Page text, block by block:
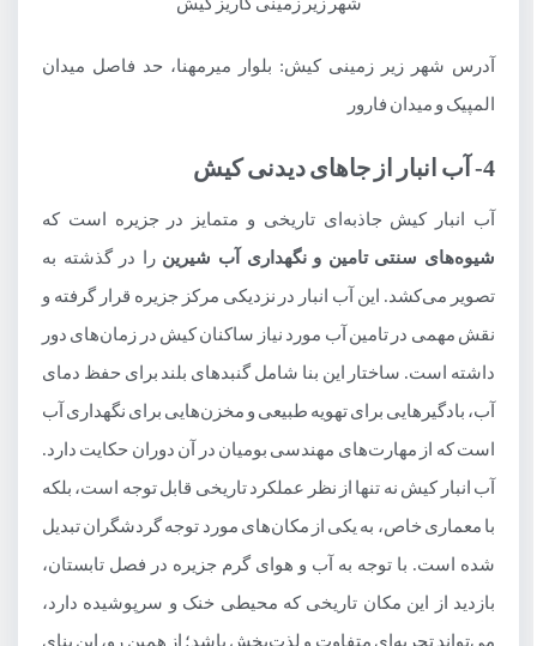
آدرس شهر زیر زمینی کیش: بلوار میرمهنا، حد فاصل میدان
المپیک و میدان فارور
4- آب انبار از جاهای دیدنی کیش
آب انبار کیش جاذبه‌ای تاریخی و متمایز در جزیره است که
شیوه‌های سنتی تامین و نگهداری آب شیرینرا در گذشته به
تصویر می‌کشد. این آب انبار در نزدیکی مرکز جزیره قرار گرفته و
نقش مهمی در تامین آب مورد نیاز ساکنان کیش در زمان‌های دور
داشته است. ساختار این بنا شامل گنبدهای بلند برای حفظ دمای
آب، بادگیرهایی برای تهویه طبیعی و مخزن‌هایی برای نگهداری آب
است که از مهارت‌های مهندسی بومیان در آن دوران حکایت دارد.
آب انبار کیش نه تنها از نظر عملکرد تاریخی قابل توجه است، بلکه
با معماری خاص، به یکی از مکان‌های مورد توجه گردشگران تبدیل
شده است. با توجه به آب و هوای گرم جزیره در فصل تابستان،
بازدید از این مکان تاریخی که محیطی خنک و سرپوشیده دارد،
می‌تواند تجربه‌ای متفاوت و لذت‌بخش باشد؛ از همین رو، این بنای